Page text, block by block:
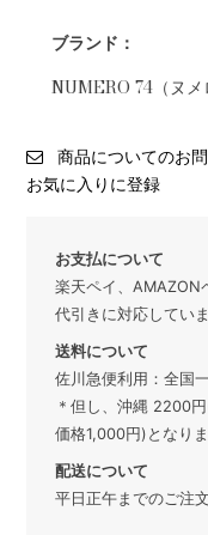
ブランド：
NUMERO 74（ヌメ
商品についてのお
お気に入りに登録
お支払について
楽天ペイ、AMAZON
代引きに対応していま
送料について
佐川急便利用：全国
＊但し、沖縄 2200
価格1,000円)となりま
配送について
平日正午までのご注